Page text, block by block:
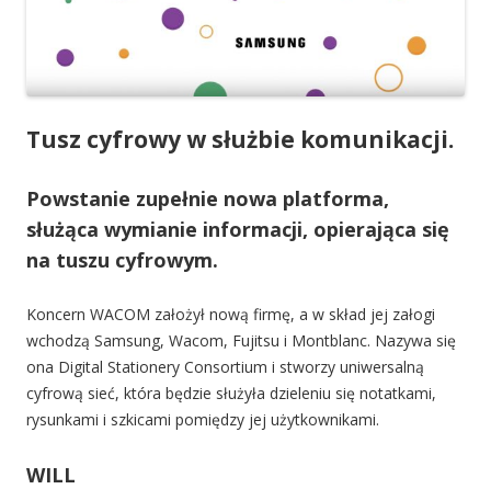
Tusz cyfrowy w służbie komunikacji.
Powstanie zupełnie nowa platforma,
służąca wymianie informacji, opierająca się
na tuszu cyfrowym.
Koncern WACOM założył nową firmę, a w skład jej załogi
wchodzą Samsung, Wacom, Fujitsu i Montblanc. Nazywa się
ona Digital Stationery Consortium i stworzy uniwersalną
cyfrową sieć, która będzie służyła dzieleniu się notatkami,
rysunkami i szkicami pomiędzy jej użytkownikami.
WILL